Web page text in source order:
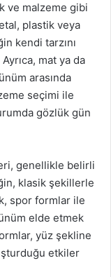
ve malzeme gibi
plastik veya
kendi tarzını
mat ya da
arasında
seçimi ile
gözlük gün
genellikle belirli
klasik şekillerle
spor formlar ile
elde etmek
yüz şekline
etkiler